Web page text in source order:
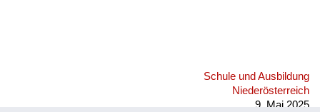
Schule und Ausbildung
Niederösterreich
9. Mai 2025